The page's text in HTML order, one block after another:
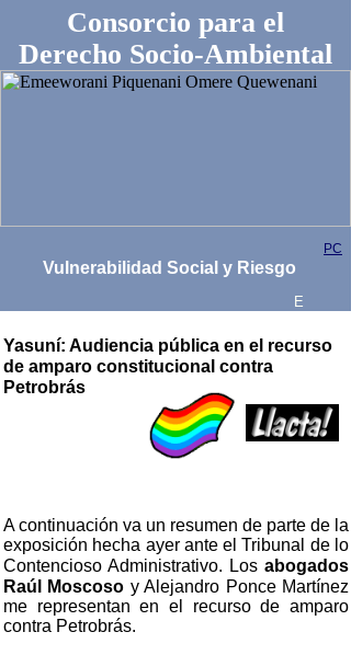
Yasuní: Audiencia pública en el recurso
de amparo constitucional contra
Petrobrás
A continuación va un resumen de parte de la
exposición hecha ayer ante el Tribunal de lo
Contencioso Administrativo. Los abogados
Raúl Moscoso y Alejandro Ponce Martínez
me representan en el recurso de amparo
contra Petrobrás.
Consorcio para el
Derecho Socio-Ambiental
Vulnerabilidad Social y Riesgo
PC
E